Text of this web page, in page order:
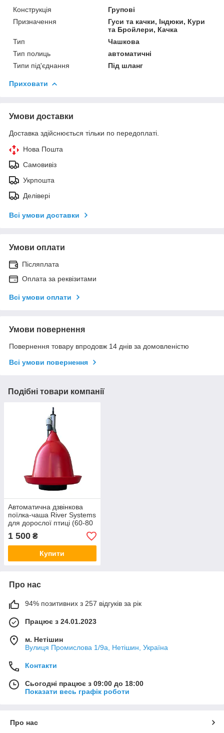
Конструкція
Групові
Призначення
Гуси та качки, Індюки, Кури
та Бройлери, Качка
Тип
Чашкова
Тип полиць
автоматичні
Типи під'єднання
Під шланг
Приховати
Умови доставки
Доставка здійснюється тільки по передоплаті.
Нова Пошта
Самовивіз
Укрпошта
Делівері
Всі умови доставки
Умови оплати
Післяплата
Оплата за реквізитами
Всі умови оплати
Умови повернення
Повернення товару впродовж 14 днів за домовленістю
Всі умови повернення
Подібні товари компанії
Автоматична дзвінкова
поїлка-чаша River Systems
для дорослої птиці (60-80
голів) арт 8040
1 500 ₴
Купити
Про нас
94% позитивних з 257 відгуків за рік
Працює з 24.01.2023
м. Нетішин
Вулиця Промислова 1/9а, Нетішин, Україна
Контакти
Сьогодні працює з 09:00 до 18:00
Показати весь графік роботи
Про нас